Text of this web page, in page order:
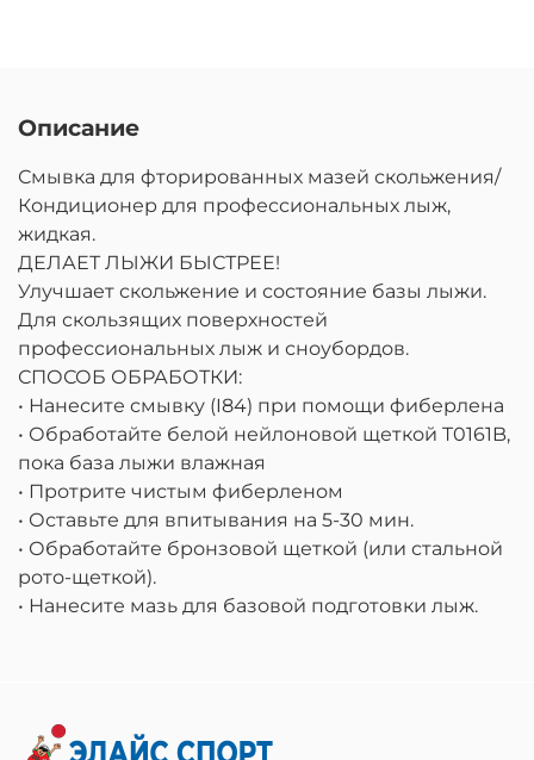
Описание
Смывка для фторированных мазей скольжения/
Кондиционер для профессиональных лыж,
жидкая.
ДЕЛАЕТ ЛЫЖИ БЫСТРЕЕ!
Улучшает скольжение и состояние базы лыжи.
Для скользящих поверхностей
профессиональных лыж и сноубордов.
СПОСОБ ОБРАБОТКИ:
• Нанесите смывку (I84) при помощи фиберлена
• Обработайте белой нейлоновой щеткой T0161B,
пока база лыжи влажная
• Протрите чистым фиберленом
• Оставьте для впитывания на 5-30 мин.
• Обработайте бронзовой щеткой (или стальной
рото-щеткой).
• Нанесите мазь для базовой подготовки лыж.